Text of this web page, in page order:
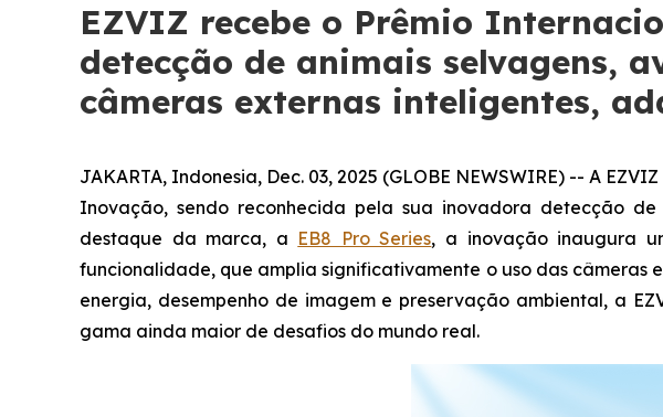
EZVIZ recebe o Prêmio
detecção de animais selvagens,
câmeras externas inteligentes,
JAKARTA, Indonesia, Dec. 03, 2025 (GLOBE NEWSWIRE) -- A
Inovação, sendo reconhecida pela sua inovadora detecção
destaque da marca, a EB8 Pro Series, a inovação inaugura
funcionalidade, que amplia significativamente o uso das
energia, desempenho de imagem e preservação ambiental, a
gama ainda maior de desafios do mundo real.